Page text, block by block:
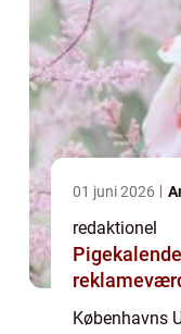
01 juni 2026
redaktionel
Pigekalender klassisk blikfang
Københavns